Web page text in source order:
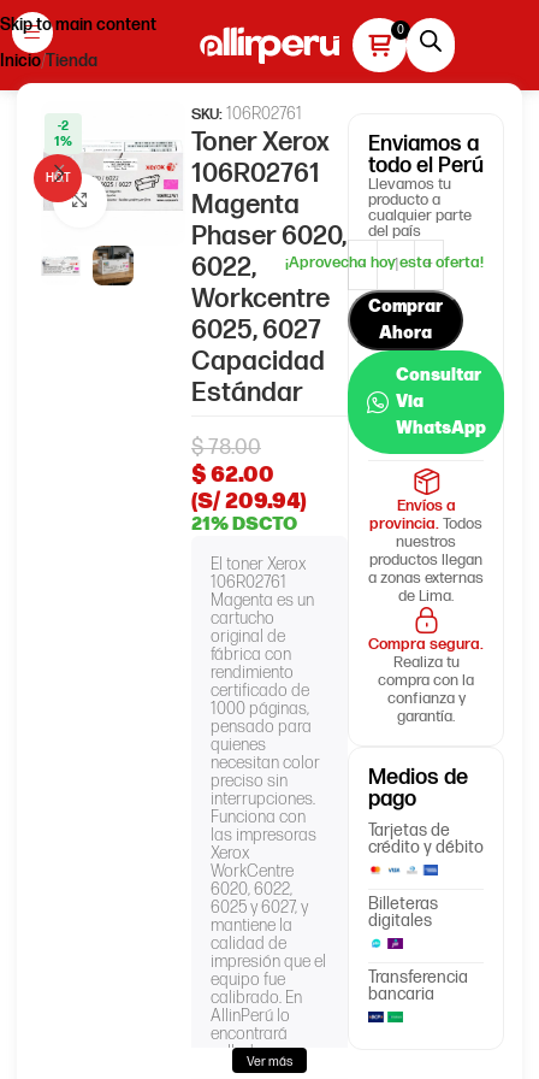
Skip to main content
Inicio Tienda
-2
1%
HOT
Haga clic para ampliar
SKU:106R02761
Toner Xerox
106R02761
Magenta
Phaser 6020,
6022,
Workcentre
6025, 6027
Capacidad
Estándar
$78.00
$62.00
(S/ 209.94)
21% DSCTO
El toner Xerox
106R02761
Magenta es un
cartucho
original de
fábrica con
rendimiento
certificado de
1000 páginas,
pensado para
quienes
necesitan color
preciso sin
interrupciones.
Funciona con
las impresoras
Xerox
WorkCentre
6020, 6022,
6025 y 6027, y
mantiene la
calidad de
impresión que el
equipo fue
calibrado. En
AllinPerú lo
encontrará
sellado, con
garantía y con
Ver más
Enviamos a
todo el Perú
Llevamos tu
producto a
cualquier parte
del país
Comprar
Ahora
Consultar
Via
WhatsApp
Envíos a
provincia.Todos
nuestros
productos llegan
a zonas externas
de Lima.
Compra segura.
Realiza tu
compra con la
confianza y
garantía.
Medios de
pago
Tarjetas de
crédito y débito
Billeteras
digitales
Transferencia
bancaria